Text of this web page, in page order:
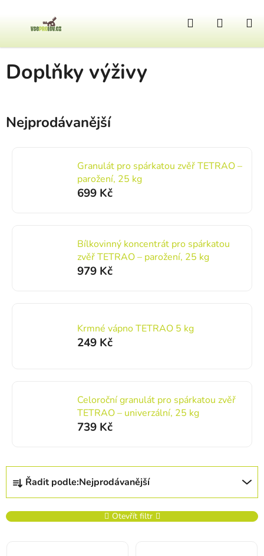
Hledat
Domů
Doplňky výživy
Nejprodávanější
Granulát pro spárkatou zvěř TETRAO –
parožení, 25 kg
699 Kč
Bílkovinný koncentrát pro spárkatou
zvěř TETRAO – parožení, 25 kg
979 Kč
Krmné vápno TETRAO 5 kg
249 Kč
Celoroční granulát pro spárkatou zvěř
TETRAO – univerzální, 25 kg
739 Kč
Řazení produktů
Řadit podle:Nejprodávanější
Otevřít filtr